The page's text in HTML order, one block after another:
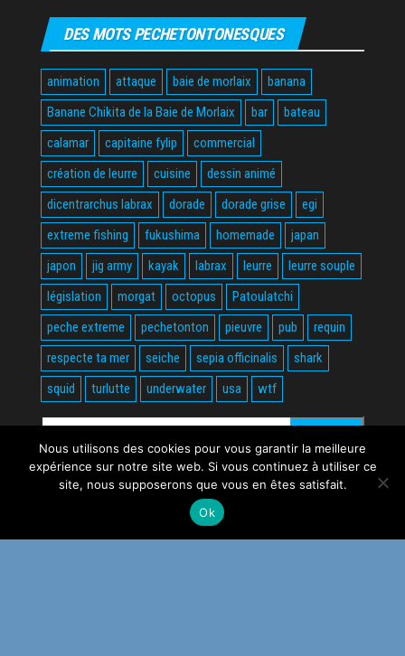
DES MOTS PECHETONTONESQUES
animation attaque baie de morlaix
banana
Banane Chikita de la Baie de Morlaix
bar
bateau
calamar
capitaine fylip
commercial
création de leurre
cuisine
dessin animé
dicentrarchus labrax
dorade dorade grise
egi
extreme fishing
fukushima homemade
japan
japon
jig army kayak labrax leurre
leurre souple
législation
morgat octopus
Patoulatchi
peche extreme
pechetonton pieuvre pub
requin
respecte ta mer
seiche sepia officinalis
shark
squid
turlutte underwater usa wtf
Rechercher :
WordPress
Nous utilisons des cookies pour vous garantir la meilleure
expérience sur notre site web. Si vous continuez à utiliser ce
site, nous supposerons que vous en êtes satisfait.
Ok